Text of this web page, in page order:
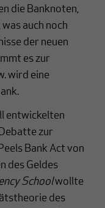
die Banknoten,
auch noch
der neuen
es zur
wird eine
entwickelten
zur
Bank Act von
des Geldes
Schoolwollte
des